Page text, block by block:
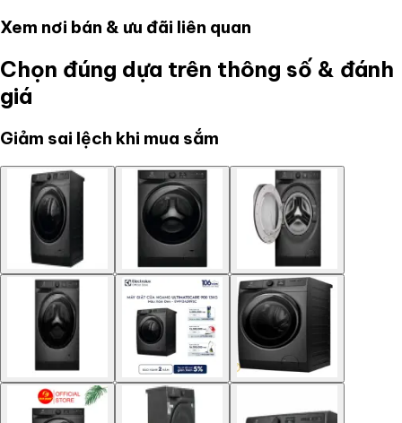
Xem nơi bán & ưu đãi liên quan
Chọn đúng dựa trên thông số & đánh
giá
Giảm sai lệch khi mua sắm